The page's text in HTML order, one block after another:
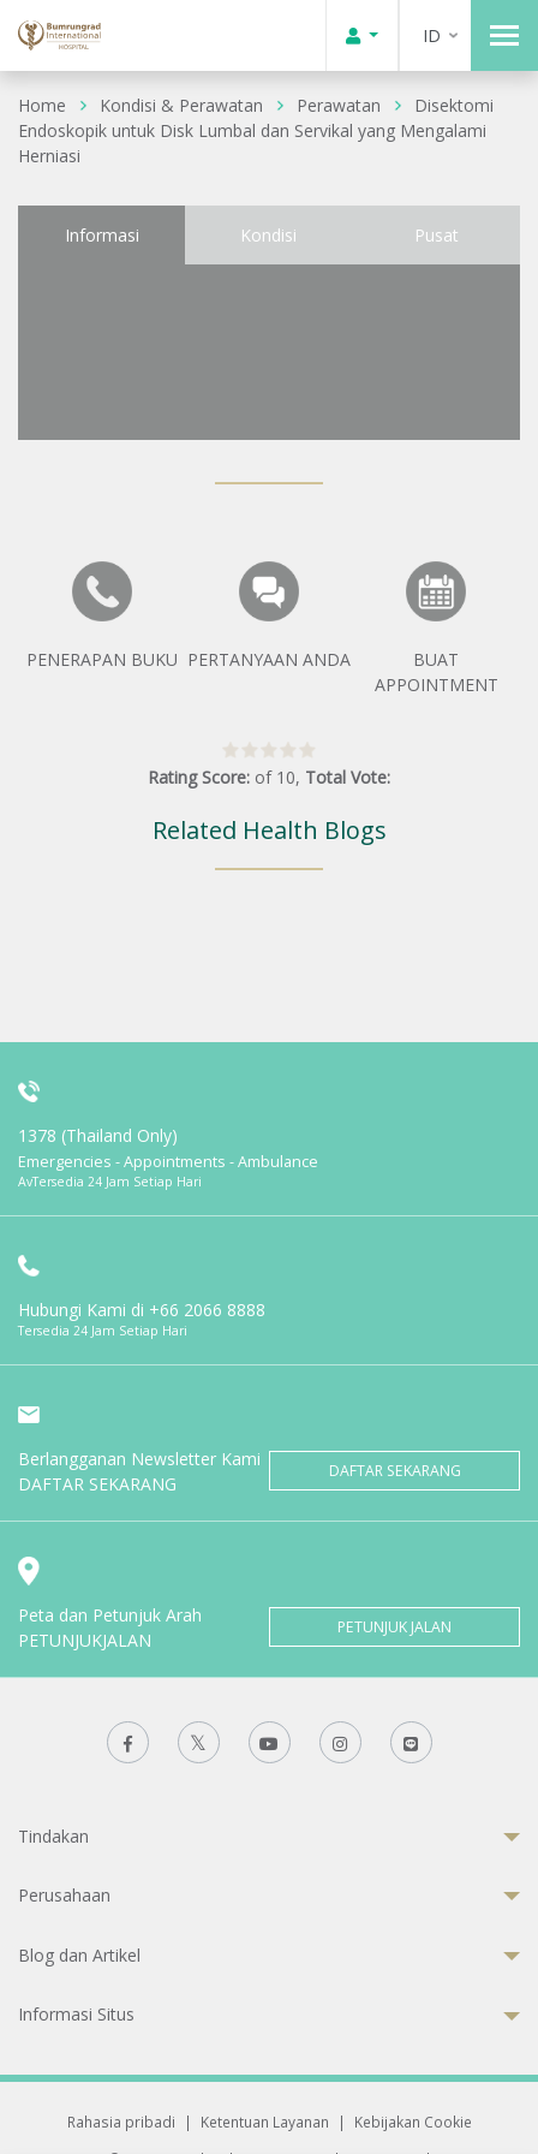
ID
Home Kondisi & Perawatan Perawatan
Disektomi
Endoskopik untuk Disk Lumbal dan Servikal yang Mengalami
Herniasi
Informasi Kondisi Pusat
PENERAPAN BUKU PERTANYAAN ANDA
BUAT
APPOINTMENT
Rating Score: of 10, Total Vote:
Related Health Blogs
1378 (Thailand Only)
Emergencies - Appointments - Ambulance
AvTersedia 24 Jam Setiap Hari
Hubungi Kami di +66 2066 8888
Tersedia 24 Jam Setiap Hari
Berlangganan Newsletter Kami
DAFTAR SEKARANG
DAFTAR SEKARANG
Peta dan Petunjuk Arah
PETUNJUKJALAN
PETUNJUK JALAN
Tindakan
Perusahaan
Blog dan Artikel
Informasi Situs
Rahasia pribadi | Ketentuan Layanan |
Kebijakan Cookie